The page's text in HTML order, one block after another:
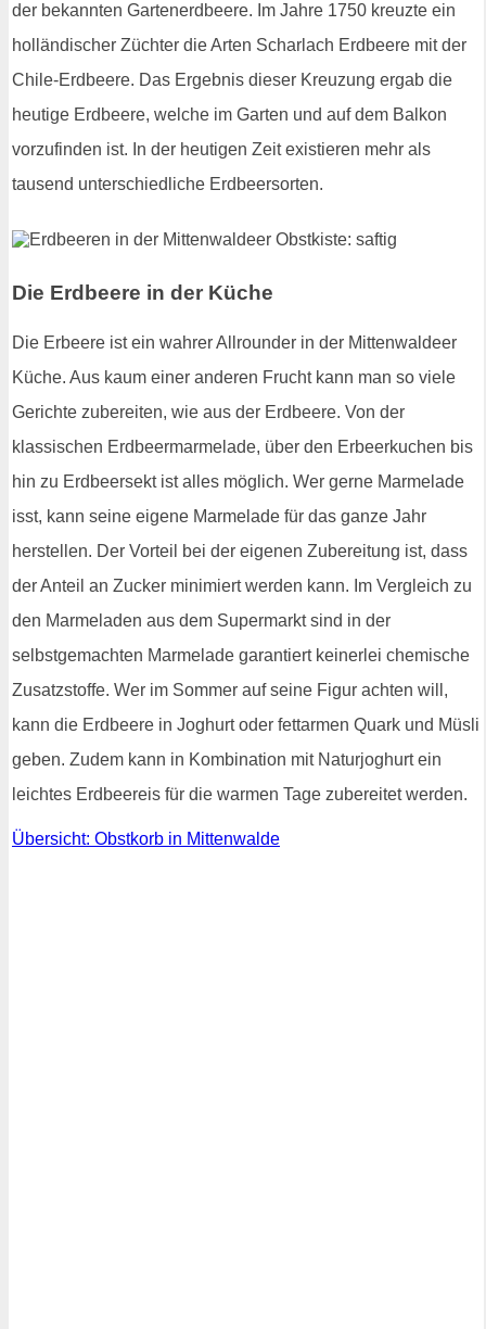
der bekannten Gartenerdbeere. Im Jahre 1750 kreuzte ein
holländischer Züchter die Arten Scharlach Erdbeere mit der
Chile-Erdbeere. Das Ergebnis dieser Kreuzung ergab die
heutige Erdbeere, welche im Garten und auf dem Balkon
vorzufinden ist. In der heutigen Zeit existieren mehr als
tausend unterschiedliche Erdbeersorten.
Die Erdbeere in der Küche
Die Erbeere ist ein wahrer Allrounder in der Mittenwaldeer
Küche. Aus kaum einer anderen Frucht kann man so viele
Gerichte zubereiten, wie aus der Erdbeere. Von der
klassischen Erdbeermarmelade, über den Erbeerkuchen bis
hin zu Erdbeersekt ist alles möglich. Wer gerne Marmelade
isst, kann seine eigene Marmelade für das ganze Jahr
herstellen. Der Vorteil bei der eigenen Zubereitung ist, dass
der Anteil an Zucker minimiert werden kann. Im Vergleich zu
den Marmeladen aus dem Supermarkt sind in der
selbstgemachten Marmelade garantiert keinerlei chemische
Zusatzstoffe. Wer im Sommer auf seine Figur achten will,
kann die Erdbeere in Joghurt oder fettarmen Quark und Müsli
geben. Zudem kann in Kombination mit Naturjoghurt ein
leichtes Erdbeereis für die warmen Tage zubereitet werden.
Übersicht: Obstkorb in Mittenwalde